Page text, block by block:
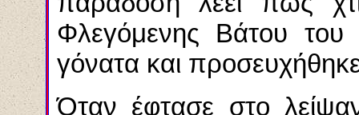
Φλεγόμενης Βάτου
γόνατα και
Όταν έφτασε στο